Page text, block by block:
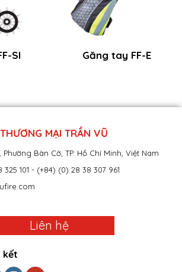
SI Găng tay FF-E
MẠI TRẦN VŨ
Phường Bàn Cờ, TP. Hồ Chí Minh, Việt Nam
101 - (+84) (0) 28 38 307 961
Liên hệ
kết